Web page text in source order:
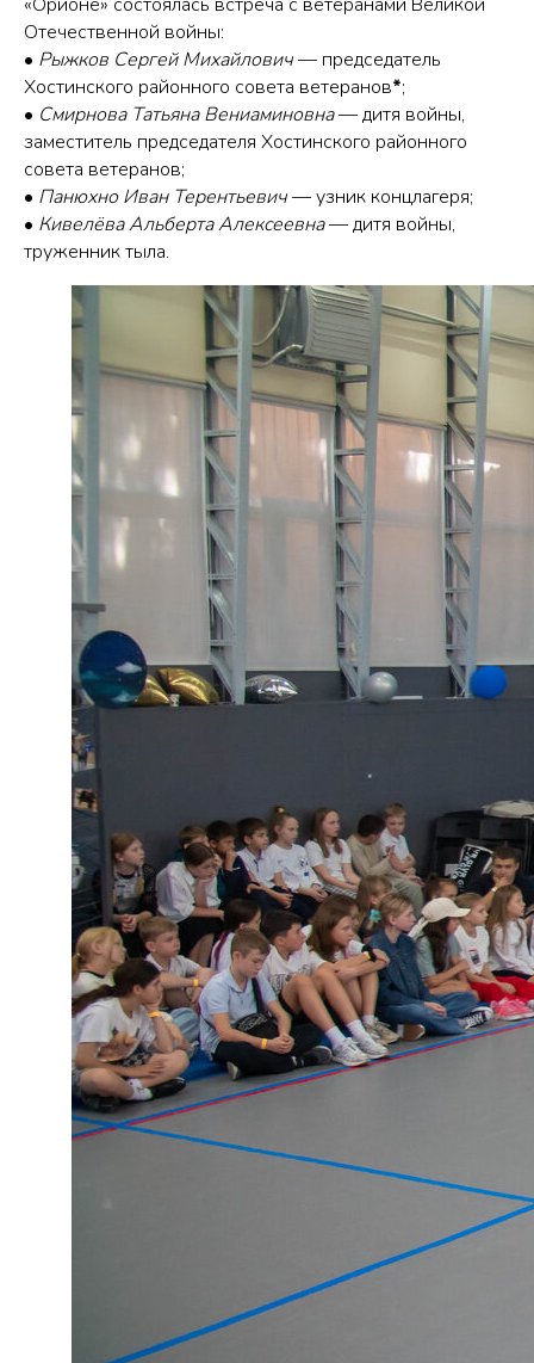
Отечественной войны:
• Рыжков Сергей Михайлович— председатель
Хостинского районного совета ветеранов*;
• Смирнова Татьяна Вениаминовна— дитя войны,
заместитель председателя Хостинского районного
совета ветеранов;
• Панюхно Иван Терентьевич— узник концлагеря;
• Кивелёва Альберта Алексеевна— дитя войны,
труженник тыла.